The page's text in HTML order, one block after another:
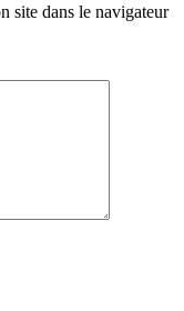
site dans le navigateur